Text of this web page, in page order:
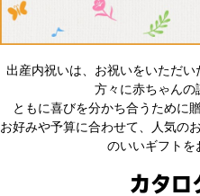
出産内祝いは、お祝いをいただ
方々に赤ちゃんの
ともに喜びを分かち合うために
お好みや予算に合わせて、人気の
のいいギフトを
カタロ